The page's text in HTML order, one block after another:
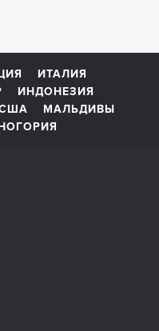
ИТАЛИЯ
ИНДОНЕЗИЯ
МАЛЬДИВЫ